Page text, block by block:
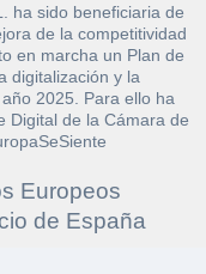
ha sido beneficiaria de
de la competitividad
en marcha un Plan de
digitalización y la
2025. Para ello ha
Digital de la Cámara de